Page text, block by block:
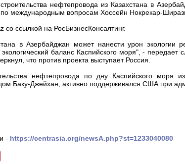
нефтепровода из Казахстана в
международным вопросам Хоссейн Нокрекар-
ссылкой на РосБизнесКонсалтинг.
в Азербайджан может нанести урон экологии
баланс Каспийского моря", -
что против проекта выступает Россия.
нефтепровода по дну Каспийского моря
Баку-Джейхан, активно поддерживался США при
- https://centrasia.org/newsA.php?st=1233040080